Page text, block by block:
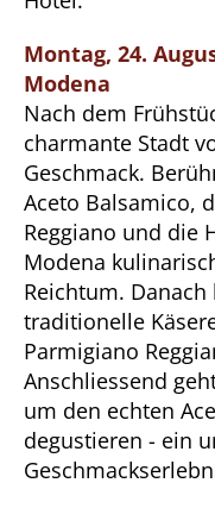
Montag, 24.
Modena
Nach dem
charmante Stadt
Geschmack.
Aceto Balsamico,
Reggiano und die
Modena
Reichtum.
traditionelle
Parmigiano
Anschliessend
um den echten
degustieren - ein